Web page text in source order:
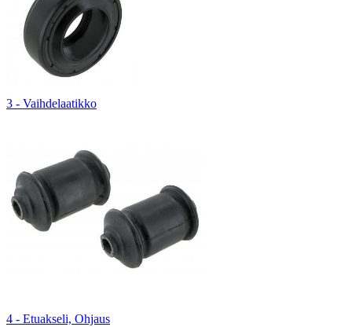
3 - Vaihdelaatikko
4 - Etuakseli, Ohjaus